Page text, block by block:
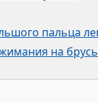
пальца
на